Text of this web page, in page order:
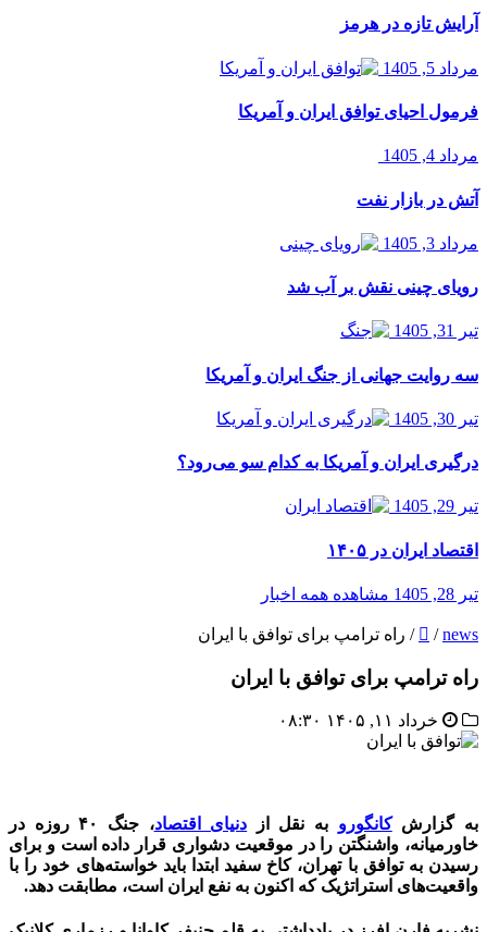
آرایش تازه در هرمز
مرداد 5, 1405
فرمول احیای توافق ایران و آمریکا
مرداد 4, 1405
آتش در بازار نفت
مرداد 3, 1405
رویای چینی نقش بر آب شد
تیر 31, 1405
سه روایت جهانی از جنگ ایران و آمریکا
تیر 30, 1405
درگیری ایران و آمریکا به کدام سو می‌رود؟
تیر 29, 1405
اقتصاد ایران در ۱۴۰۵
تیر 28, 1405 مشاهده همه اخبار
/news
/ راه ترامپ برای توافق با ایران
راه ترامپ برای توافق با ایران
خرداد ۱۱, ۱۴۰۵ ۰۸:۳۰
به گزارشکانگورو به نقل از دنیای اقتصاد
، جنگ ۴۰ روزه در
خاورمیانه، واشنگتن را در موقعیت دشواری قرار داده است و برای
رسیدن به توافق با تهران، کاخ سفید ابتدا باید خواسته‌های خود را با
واقعیت‌های استراتژیک که اکنون به نفع ایران است، مطابقت دهد.